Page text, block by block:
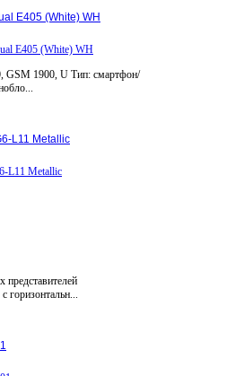
E405 (White) WH
GSM 1900, U Тип: смартфон/
L11 Metallic
представителей